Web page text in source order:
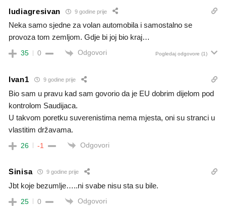
ludiagresivan 9 godine prije
Neka samo sjedne za volan automobila i samostalno se
provoza tom zemljom. Gdje bi joj bio kraj…
35 0 Odgovori Pogledaj odgovore (1)
Ivan1 9 godine prije
Bio sam u pravu kad sam govorio da je EU dobrim dijelom pod
kontrolom Saudijaca.
U takvom poretku suverenistima nema mjesta, oni su stranci u
vlastitim državama.
26 -1 Odgovori
Sinisa 9 godine prije
Jbt koje bezumlje…..ni svabe nisu sta su bile.
25 0 Odgovori